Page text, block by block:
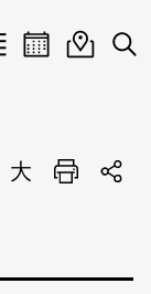
Menu
活動日曆活動地圖
展
大 列印